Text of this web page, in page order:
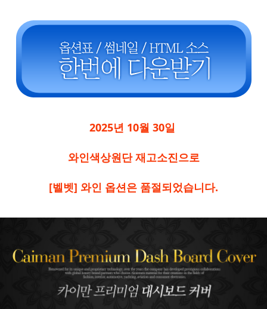
2025년 10월 30일
와인색상원단 재고소진으로
[벨벳] 와인 옵션은 품절되었습니다.